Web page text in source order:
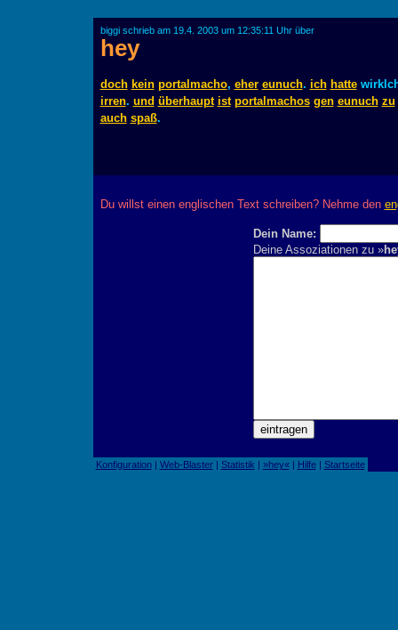
biggi schrieb am 19.4. 2003 um 12:35:11 Uhr über
hey
doch kein portalmacho, eher eunuch. ich hatte
irren. und überhaupt ist portalmachos gen eunuch zu
auch spaß.
Du willst einen englischen Text schreiben? Nehme den
Dein Name:
Deine Assoziationen zu »
Konfiguration| Web-Blaster| Statistik | »hey«| Hilfe| Startseite